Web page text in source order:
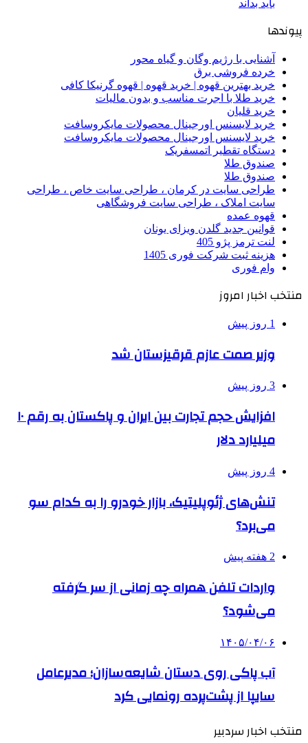
باید بداند
پیوندها
آشنایی با رژیم وگان و گیاه محور
خرده فروشی برق
خرید بهترین قهوه | خرید قهوه | قهوه گرنیکا کافی
خرید طلا با اجرت مناسب و بدون مالیات
خرید قلیان
خرید لایسنس اورجینال محصولات مایکروسافت
خرید لایسنس اورجینال محصولات مایکروسافت
دستگاه تقطیر اتمسفریک
صندوق طلا
صندوق طلا
طراحی سایت در کرمان ، طراحی سایت خاص ، طراحی
سایت املاک ، طراحی سایت فروشگاهی
قهوه عمده
قوانین جدید گلدن ویزای یونان
لنت ترمز پژو 405
هزینه ثبت شرکت فوری 1405
وام فوری
منتخب اخبار امروز
1 روز پیش
وزیر صمت عازم قرقیزستان شد
3 روز پیش
افزایش حجم تجارت بین ایران و پاکستان به رقم ۱۰
میلیارد دلار
4 روز پیش
تنش‌های ژئوپلیتیک، بازار خودرو را به کدام سو
می‌برد؟
2 هفته پیش
واردات تلفن همراه چه زمانی از سر گرفته
می‌شود؟
۱۴۰۵/۰۴/۰۶
آب پاکی روی دستان شایعه‌سازان؛ مدیرعامل
سایپا از پشت‌پرده‌ رونمایی کرد
منتخب اخبار سردبیر